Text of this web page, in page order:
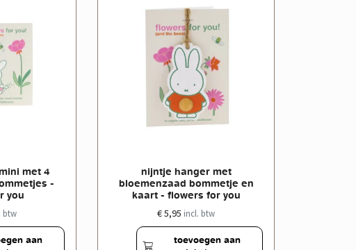
met 4
-
you
btw
aan
nijntje hanger met
bloemenzaad bommetje en
kaart - flowers for you
€ 5,95 incl. btw
toevoegen aan